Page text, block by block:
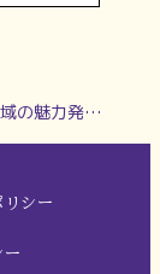
駅まとめ【Part2】
リシー
ー